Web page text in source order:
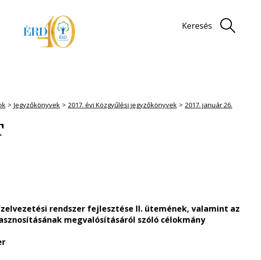
Keresés
Jegyzőkönyvek 2017. évi Közgyűlési jegyzőkönyvek 2017. január 26.
rendszer fejlesztése II. ütemének, valamint az
megvalósításáról szóló célokmány